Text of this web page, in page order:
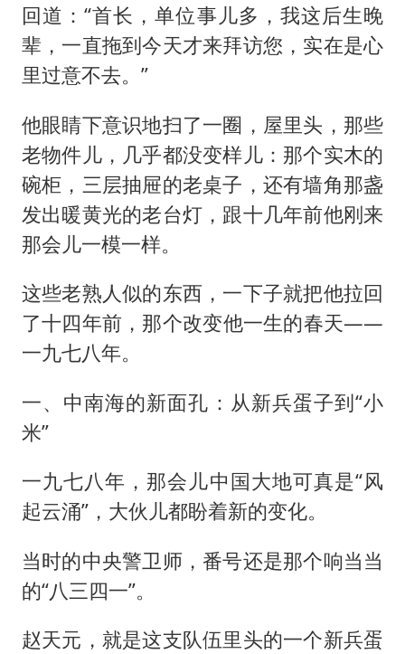
回道：“首长，单位事儿多，我这后生晚
辈，一直拖到今天才来拜访您，实在是心
里过意不去。”
他眼睛下意识地扫了一圈，屋里头，那些
老物件儿，几乎都没变样儿：那个实木的
碗柜，三层抽屉的老桌子，还有墙角那盏
发出暖黄光的老台灯，跟十几年前他刚来
那会儿一模一样。
这些老熟人似的东西，一下子就把他拉回
了十四年前，那个改变他一生的春天——
一九七八年。
一、中南海的新面孔：从新兵蛋子到“小
米”
一九七八年，那会儿中国大地可真是“风
起云涌”，大伙儿都盼着新的变化。
当时的中央警卫师，番号还是那个响当当
的“八三四一”。
赵天元，就是这支队伍里头的一个新兵蛋